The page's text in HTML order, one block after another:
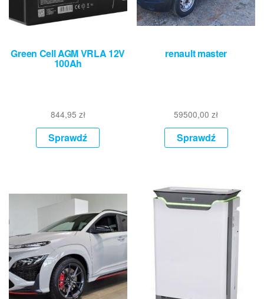
Green Cell AGM VRLA 12V
100Ah
844,95 zł
Sprawdź
renault master
59500,00zł
Sprawdź